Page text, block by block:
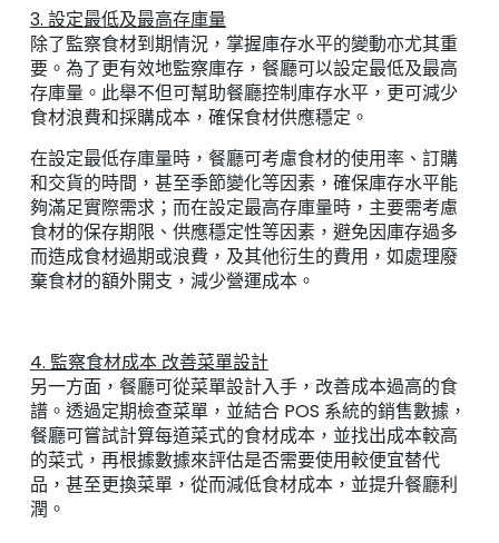
3. 設定最低及最高存庫量
除了監察食材到期情況，掌握庫存水平的變動亦尤其重
要。為了更有效地監察庫存，餐廳可以設定最低及最高
存庫量。此舉不但可幫助餐廳控制庫存水平，更可減少
食材浪費和採購成本，確保食材供應穩定。
在設定最低存庫量時，餐廳可考慮食材的使用率、訂購
和交貨的時間，甚至季節變化等因素，確保庫存水平能
夠滿足實際需求；而在設定最高存庫量時，主要需考慮
食材的保存期限、供應穩定性等因素，避免因庫存過多
而造成食材過期或浪費，及其他衍生的費用，如處理廢
棄食材的額外開支，減少營運成本。
4. 監察食材成本 改善菜單設計
另一方面，餐廳可從菜單設計入手，改善成本過高的食
譜。透過定期檢查菜單，並結合 POS 系統的銷售數據，
餐廳可嘗試計算每道菜式的食材成本，並找出成本較高
的菜式，再根據數據來評估是否需要使用較便宜替代
品，甚至更換菜單，從而減低食材成本，並提升餐廳利
潤。